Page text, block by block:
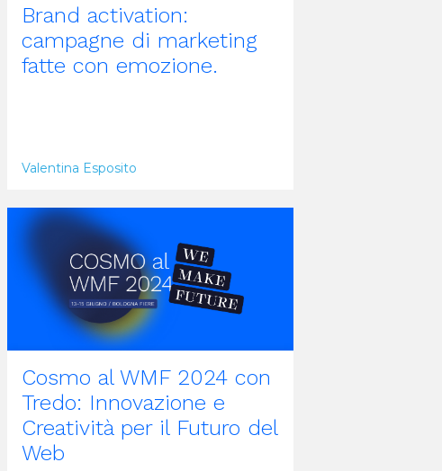
Brand activation:
campagne di marketing
fatte con emozione.
Valentina Esposito
Cosmo al WMF 2024 con
Tredo: Innovazione e
Creatività per il Futuro del
Web